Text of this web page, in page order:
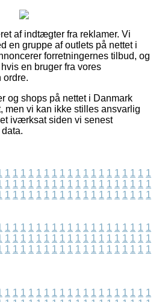
af indtægter fra reklamer. Vi
en gruppe af outlets på nettet i
forretningernes tilbud, og
en bruger fra vores
ordre.
og shops på nettet i Danmark
men vi kan ikke stilles ansvarlig
iværksat siden vi senest
1 1 1 1 1 1 1 1 1 1 1 1 1 1 1 1 1 1 1
1 1 1 1 1 1 1 1 1 1 1 1 1 1 1 1 1 1 1
1 1 1 1 1 1 1 1 1 1 1 1 1 1 1 1 1 1 1
1 1 1 1 1 1 1 1 1 1 1 1 1 1 1 1 1 1 1
1 1 1 1 1 1 1 1 1 1 1 1 1 1 1 1 1 1 1
1 1 1 1 1 1 1 1 1 1 1 1 1 1 1 1 1 1 1
1 1 1 1 1 1 1 1 1 1 1 1 1 1 1 1 1 1 1